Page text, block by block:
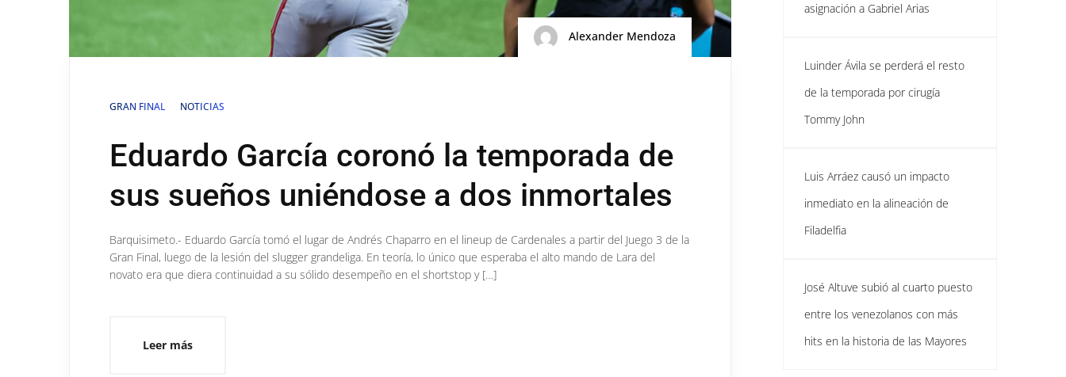
Alexander Mendoza
GRAN FINAL NOTICIAS
Eduardo García coronó la temporada de
sus sueños uniéndose a dos inmortales
Barquisimeto.- Eduardo García tomó el lugar de Andrés Chaparro en el lineup de Cardenales a partir del Juego 3 de la
Gran Final, luego de la lesión del slugger grandeliga. En teoría, lo único que esperaba el alto mando de Lara del
novato era que diera continuidad a su sólido desempeño en el shortstop y […]
Leer más
asignación a Gabriel Arias
Luinder Ávila se perderá el resto
de la temporada por cirugía
Tommy John
Luis Arráez causó un impacto
inmediato en la alineación de
Filadelfia
José Altuve subió al cuarto puesto
entre los venezolanos con más
hits en la historia de las Mayores